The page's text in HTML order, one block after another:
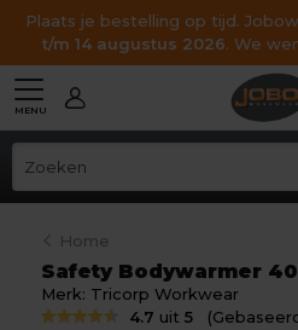
Plaats je bestelling op tijd.
t/m 14 augustus 2026. We
MENU
Home
Safety Bodywarmer
Merk: Tricorp Workwear
4.7 uit5